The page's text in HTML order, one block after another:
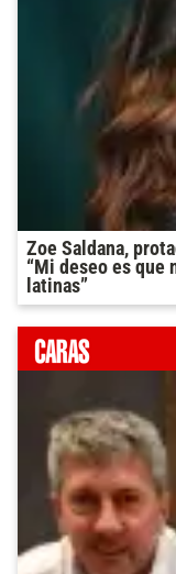
Zoe Saldana,
“Mi deseo es que
latinas”